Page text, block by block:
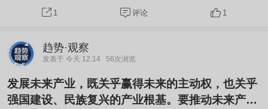
卡机器人）：战略签约，获RV减速器批量供货，XT减速
订单1500万元。 隆基绿能：供应光伏硅片搬运机器人减
速机。 昆山市模具工业协会：达成战略合作意向并签
约。 2. 技术研发与测试合作单位 宇树机器人：XT减速器
小批量测试，无正式供货订单。 特斯拉：样品测试阶
障，完全机载视觉感知决策，不需要预编动作！来
1 评论 1
趋势·观察
发表于 今天 12:14 56次浏览
发展未来产业，既关乎赢得未来的主动权，也关乎
强国建设、民族复兴的产业根基。要推动未来产业